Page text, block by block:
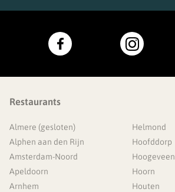
Restaurants
Almere (gesloten)
Alphen aan den Rijn
Amsterdam-Noord
Apeldoorn
Arnhem
Helmond
Hoofddorp
Hoogeveen
Hoorn
Houten